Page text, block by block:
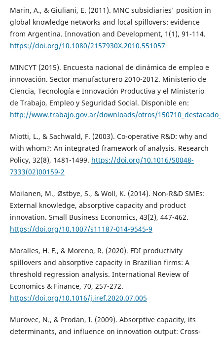
Marin, A., & Giuliani, E. (2011). MNC subsidiaries' position in
global knowledge networks and local spillovers: evidence
from Argentina. Innovation and Development, 1(1), 91-114.
https://doi.org/10.1080/2157930X.2010.551057
MINCYT (2015). Encuesta nacional de dinámica de empleo e
innovación. Sector manufacturero 2010-2012. Ministerio de
Ciencia, Tecnología e Innovación Productiva y el Ministerio
de Trabajo, Empleo y Seguridad Social. Disponible en:
http://www.trabajo.gov.ar/downloads/otros/
Miotti, L., & Sachwald, F. (2003). Co-operative R&D: why and
with whom?: An integrated framework of analysis. Research
Policy, 32(8), 1481-1499. https://doi.org/10.1016/S0048-
7333(02)00159-2
Moilanen, M., Østbye, S., & Woll, K. (2014). Non-R&D SMEs:
External knowledge, absorptive capacity and product
innovation. Small Business Economics, 43(2), 447-462.
https://doi.org/10.1007/s11187-014-9545-9
Moralles, H. F., & Moreno, R. (2020). FDI productivity
spillovers and absorptive capacity in Brazilian firms: A
threshold regression analysis. International Review of
Economics & Finance, 70, 257-272.
https://doi.org/10.1016/j.iref.2020.07.005
Murovec, N., & Prodan, I. (2009). Absorptive capacity, its
determinants, and influence on innovation output: Cross-